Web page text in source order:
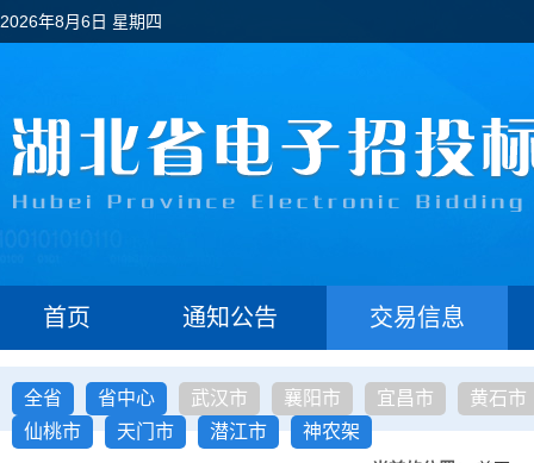
2026年8月6日 星期四
首页 通知公告 交易信息
全省 省中心 武汉市 襄阳市 宜昌市
黄石市
仙桃市
天门市 潜江市 神农架